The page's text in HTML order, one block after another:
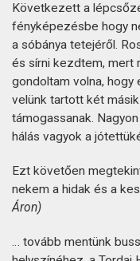
Következett a
fényképezésbe hogy
a sóbánya tetejéről.
és sírni kezdtem, mert
gondoltam volna,
velünk tartott két
támogassanak.
hálás vagyok a
Ezt követően
nekem a hidak és a
Áron)
… tovább mentünk